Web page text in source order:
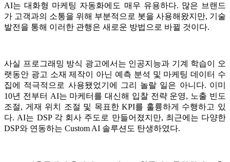
AI는 대화형 마케팅 자동화에도 매우 유용하다. 많은 브랜드
가 고객과의 소통을 위해 부분적으로 봇을 사용해왔지만, 기술
발전을 통해 이러한 관행은 새로운 방법으로 바뀔 것이다.
사실 프로그래밍 방식 광고에서는 인공지능과 기계 학습이 오
랫동안 광고 소재 제작이 아닌 예측 분석 및 마케팅 데이터 수
집에 적극적으로 사용됐었기에 그리 놀랄 일은 아니다. 이미
10년 전부터 AI는 마케터를 대신해 입찰 전략 운영, 노출 빈도
조절, 게재 위치 조절 및 목표한 KPI를 훌륭하게 수행하고 있
다. AI는 DSP 각 회사 주도로 만들어졌지만, 최근에는 다양한
DSP와 연동하는 Custom AI 솔루션도 탄생하였다.